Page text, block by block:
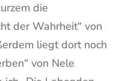
die
der Wahrheit“ von
liegt dort noch
von Nele